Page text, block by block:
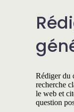
Rédiger du
recherche
le web et
question